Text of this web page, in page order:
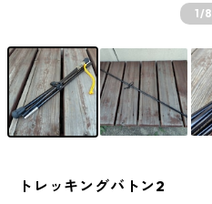
1/8
トレッキングバトン2